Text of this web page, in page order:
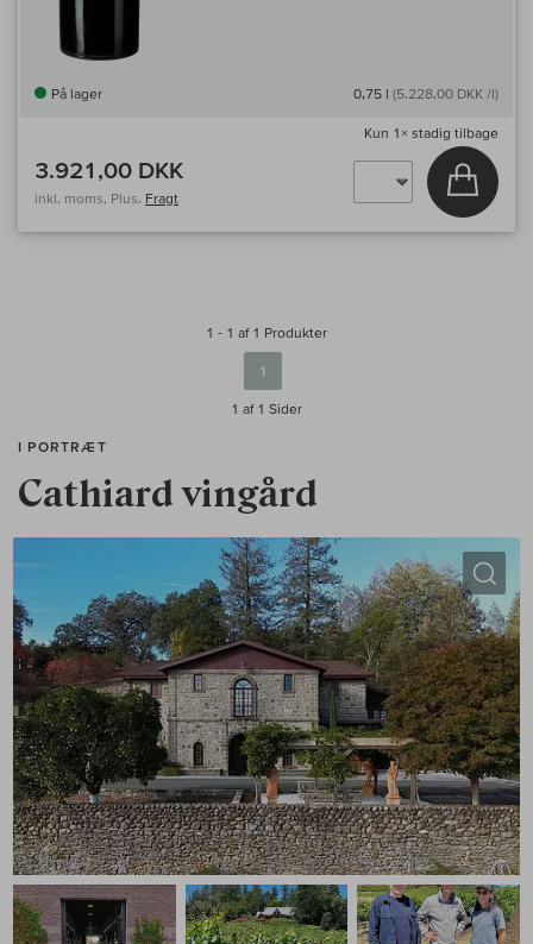
På lager 0,75 l (5.228,00 DKK /l)
Kun 1× stadig tilbage
3.921,00 DKK
inkl. moms, Plus. Fragt
Læg i
1 - 1 af 1 Produkter
1
1 af 1 Sider
I PORTRÆT
Cathiard vingård